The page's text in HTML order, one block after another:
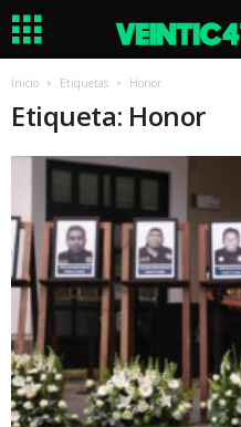
Inicio Etiquetas Honor
Etiqueta: Honor